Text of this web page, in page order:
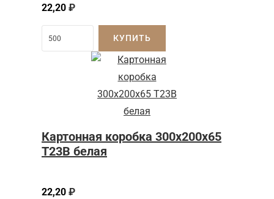
22,20 ₽
КУПИТЬ
Картонная коробка 300x200x65
Т23B белая
22,20 ₽